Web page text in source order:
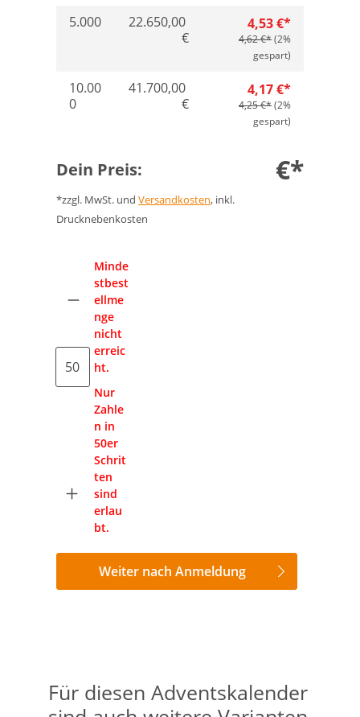
5.000
22.650,00
€
4,53 €*
4,62 €*(2%
gespart)
10.00
0
41.700,00
€
4,17 €*
4,25 €*(2%
gespart)
Dein Preis: €*
*zzgl. MwSt. und Versandkosten, inkl.
Drucknebenkosten
Minde
stbest
ellme
nge
nicht
erreic
ht.
Nur
Zahle
n in
50er
Schrit
ten
sind
erlau
bt.
Weiter nach Anmeldung
Produktgalerie überspringen
Für diesen Adventskalender